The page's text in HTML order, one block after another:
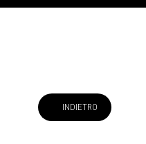
INDIETRO